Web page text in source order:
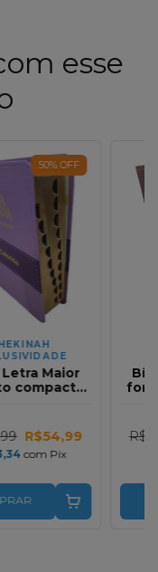
esse
50%OFF
Maior
compacto
Lilas e Roxa
Índice
R$54,99
com Pix